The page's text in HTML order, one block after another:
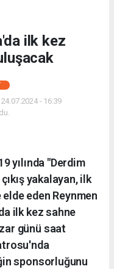
ilk kez
- 16:39
yılında "Derdim
yakalayan, ilk
eden Reynmen
ilk kez sahne
günü saat
sponsorluğunu